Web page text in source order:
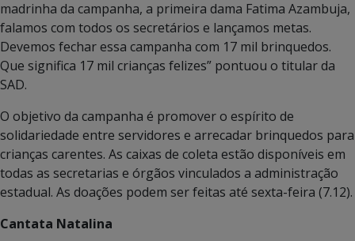
madrinha da campanha, a primeira dama Fatima Azambuja,
falamos com todos os secretários e lançamos metas.
Devemos fechar essa campanha com 17 mil brinquedos.
Que significa 17 mil crianças felizes” pontuou o titular da
SAD.
O objetivo da campanha é promover o espírito de
solidariedade entre servidores e arrecadar brinquedos para
crianças carentes. As caixas de coleta estão disponíveis em
todas as secretarias e órgãos vinculados a administração
estadual. As doações podem ser feitas até sexta-feira (7.12).
Cantata Natalina